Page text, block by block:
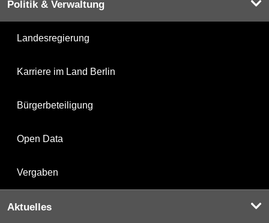
Politik & Verwaltung
Landesregierung
Karriere im Land Berlin
Bürgerbeteiligung
Open Data
Vergaben
Aktuelles